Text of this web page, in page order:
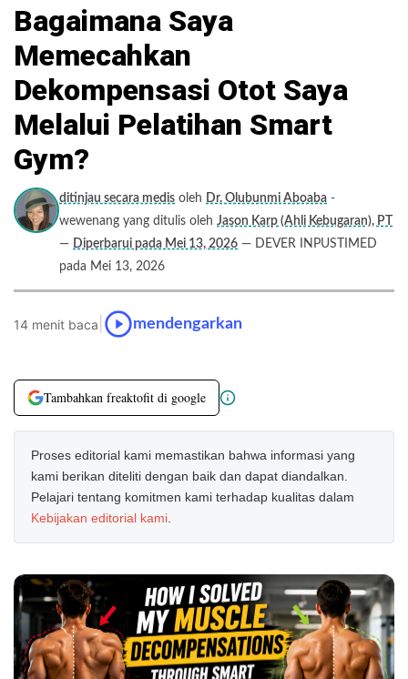
Bagaimana Saya
Memecahkan
Dekompensasi Otot Saya
Melalui Pelatihan Smart
Gym?
ditinjau secara medis oleh Dr. Olubunmi Aboaba -
wewenang yang ditulis oleh Jason Karp (Ahli Kebugaran), PT
— Diperbarui pada Mei 13, 2026 — DEVER INPUSTIMED
pada Mei 13, 2026
14 menit baca mendengarkan
Tambahkan freaktofit di google
Proses editorial kami memastikan bahwa informasi yang
kami berikan diteliti dengan baik dan dapat diandalkan.
Pelajari tentang komitmen kami terhadap kualitas dalam
Kebijakan editorial kami